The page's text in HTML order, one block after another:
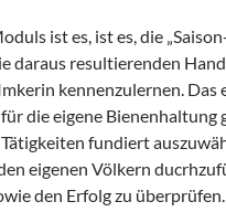
ist es, ist es, die
daraus resultierenden
kennenzulernen. Das
die eigene Bienenhaltung
fundiert
eigenen Völkern
den Erfolg zu überprüfen.